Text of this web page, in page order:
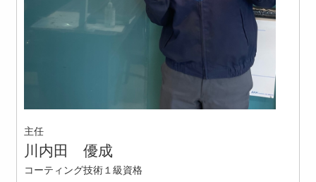
主任
川内田 優成
コーティング技術１級資格